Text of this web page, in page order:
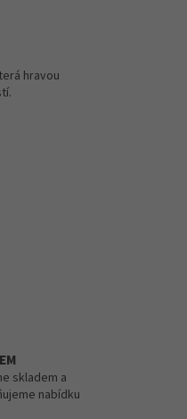
hravou
skladem a
nabídku